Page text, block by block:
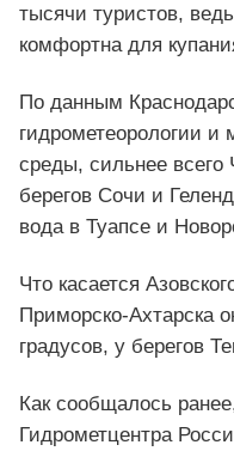
тысячи туристов,
комфортна для
По данным
гидрометеорологии и
среды, сильнее всего
берегов Сочи и
вода в Туапсе и
Что касается
Приморско-Ахтарска
градусов, у берегов
Как сообщалось
Гидрометцентра